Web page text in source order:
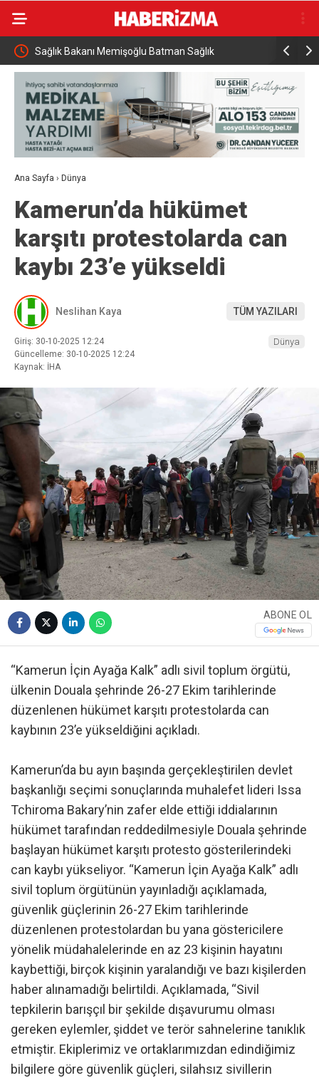
Tren Sağlık Bakanı Memişoğlu Batman Sağlık
Yatırımlarını İnceledi
Hayat
Ana Sayfa › Dünya
Kamerun’da hükümet
karşıtı protestolarda can
kaybı 23’e yükseldi
Neslihan Kaya TÜM YAZILARI
Giriş: 30-10-2025 12:24
Güncelleme: 30-10-2025 12:24
Kaynak: İHA
Dünya
ABONE OL
“Kamerun İçin Ayağa Kalk” adlı sivil toplum örgütü,
ülkenin Douala şehrinde 26-27 Ekim tarihlerinde
düzenlenen hükümet karşıtı protestolarda can
kaybının 23’e yükseldiğini açıkladı.
Kamerun’da bu ayın başında gerçekleştirilen devlet
başkanlığı seçimi sonuçlarında muhalefet lideri Issa
Tchiroma Bakary’nin zafer elde ettiği iddialarının
hükümet tarafından reddedilmesiyle Douala şehrinde
başlayan hükümet karşıtı protesto gösterilerindeki
can kaybı yükseliyor. “Kamerun İçin Ayağa Kalk” adlı
sivil toplum örgütünün yayınladığı açıklamada,
güvenlik güçlerinin 26-27 Ekim tarihlerinde
düzenlenen protestolardan bu yana göstericilere
yönelik müdahalelerinde en az 23 kişinin hayatını
kaybettiği, birçok kişinin yaralandığı ve bazı kişilerden
haber alınamadığı belirtildi. Açıklamada, “Sivil
tepkilerin barışçıl bir şekilde dışavurumu olması
gereken eylemler, şiddet ve terör sahnelerine tanıklık
etmiştir. Ekiplerimiz ve ortaklarımızdan edindiğimiz
bilgilere göre güvenlik güçleri, silahsız sivillerin